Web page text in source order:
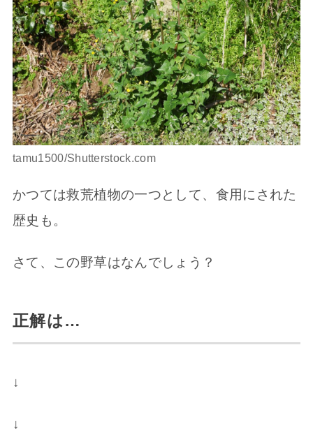
tamu1500/Shutterstock.com
かつては救荒植物の一つとして、食用にされた
歴史も。
さて、この野草はなんでしょう？
正解は…
↓
↓